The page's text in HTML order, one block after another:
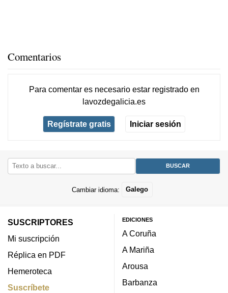
Comentarios
Para comentar es necesario estar registradoen
lavozdegalicia.es
Regístrate gratis Iniciar sesión
Cambiar idioma: Galego
SUSCRIPTORES
Mi suscripción
Réplica en PDF
Hemeroteca
Suscríbete
EDICIONES
A Coruña
A Mariña
Arousa
Barbanza